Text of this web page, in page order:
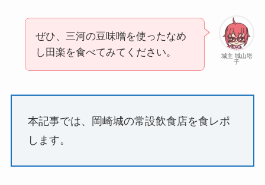
城主 城山塔
子
ぜひ、三河の豆味噌を使ったなめ
し田楽を食べてみてください。
本記事では、岡崎城の常設飲食店を食レポ
します。